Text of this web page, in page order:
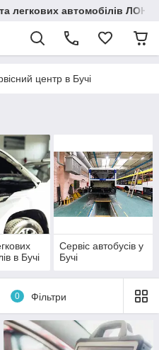
легкових автомобілів
центр в Бучі
в Бучі
Сервіс автобусів у
Бучі
0 Фільтри